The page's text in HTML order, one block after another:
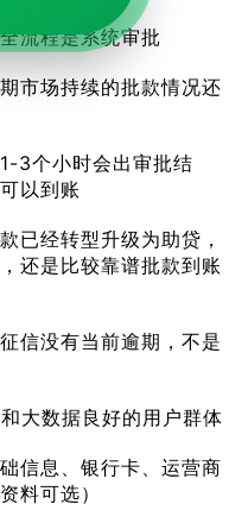
流程是系统审批
市场持续的批款情况还
3个小时会出审批结
以到账
已经转型升级为助贷，
还是比较靠谱批款到账
信没有当前逾期，不是
大数据良好的用户群体
信息、银行卡、运营商
料可选）